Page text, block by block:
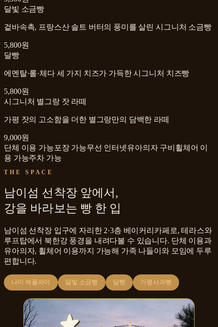
달빛 소금빵
겉바속촉, 프랑스산 솔트 버터의 풍미를 살린 시그니처 소금빵
5,800원
달빵
에멘탈·롤·체다 세 가지 치즈가 가득한 시그니처 치즈빵
5,800원
시그니처 별그랑 잣 라떼
가평 잣의 고소함을 더한 별그랑만의 담백한 라떼
9,000원
단체 이용 가능포장 가능무선 인터넷유아의자 구비 휠체어 이
용 가능주차 가능
THE SPACE
남이섬 선착장 앞에서,
강을 바라보는 빵 한 입
남이섬 선착장 입구에 자리한 2·3층 베이커리카페로, 테라스와
루프탑에서 북한강 풍경을 내려다볼 수 있습니다. 단체 이용과
유아의자, 휠체어 이용까지 가능해 가족 나들이와 모임에 두루
편합니다.
나미 애플파이 달빛 소금빵 달빵 가평사과빵